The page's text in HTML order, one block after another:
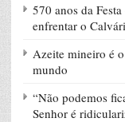
570 anos da
enfrentar o
Azeite mineiro é
mundo
“Não podemos
Senhor é